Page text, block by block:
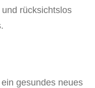
rücksichtslos
gesundes neues